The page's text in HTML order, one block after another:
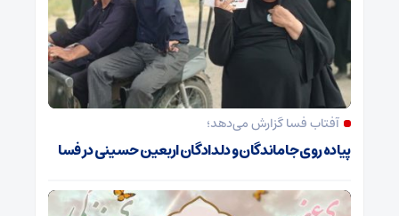
آفتاب فسا گزارش می‌دهد؛
پیاده روی جاماندگان و دلدادگان اربعین حسینی در فسا